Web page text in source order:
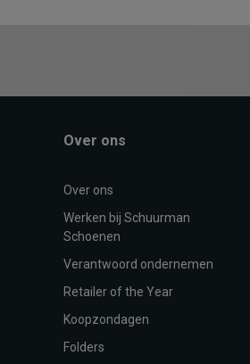
Over ons
Over ons
Werken bij Schuurman
Schoenen
Verantwoord ondernemen
Retailer of the Year
Koopzondagen
Folders